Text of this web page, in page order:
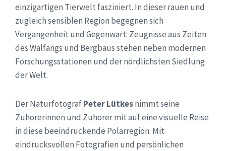
einzigartigen Tierwelt fasziniert. In dieser rauen und
zugleich sensiblen Region begegnen sich
Vergangenheit und Gegenwart: Zeugnisse aus Zeiten
des Walfangs und Bergbaus stehen neben modernen
Forschungsstationen und der nördlichsten Siedlung
der Welt.
Der NaturfotografPeter Lütkesnimmt seine
Zuhörerinnen und Zuhörer mit auf eine visuelle Reise
in diese beeindruckende Polarregion. Mit
eindrucksvollen Fotografien und persönlichen